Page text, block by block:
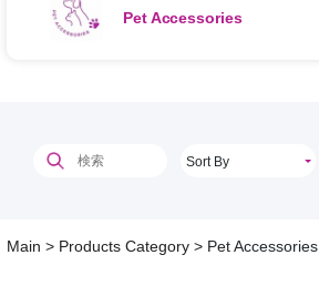
Pet Accessories
Sort By
Main > Products Category > Pet Accessories